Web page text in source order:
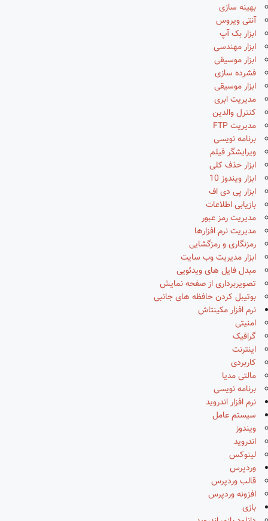
بهینه سازی
آنتی ویروس
ابزار بک آپ
ابزار مهندسی
ابزار موسیقی
فشرده سازی
ابزار موسیقی
مدیریت ابری
کنترل والدین
مدیریت FTP
برنامه نویسی
ویرایشگر فیلم
ابزار حذف کلی
ابزار ویندوز 10
ابزار پی دی اف
بازیابی اطلاعات
مدیریت رمز عبور
مدیریت نرم افزارها
رمزنگاری و رمزگشایی
ابزار مدیریت وب سایت
مبدل فایل های ویدئویی
تصویربرداری از صفحه نمایش
بوتیبل کردن حافظه های جانبی
نرم افزار مکینتاش
امنیتی
گرافیک
اینترنت
کاربردی
مالتی مدیا
برنامه نویسی
نرم افزار اندروید
سیستم عامل
ویندوز
اندروید
لینوکس
وردپرس
قالب وردپرس
افزونه وردپرس
بازی